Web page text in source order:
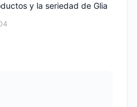
y la seriedad de Glia